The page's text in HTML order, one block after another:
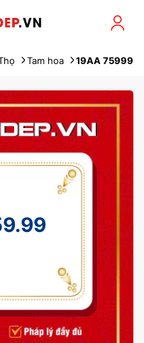
Tam hoa 19AA 75999